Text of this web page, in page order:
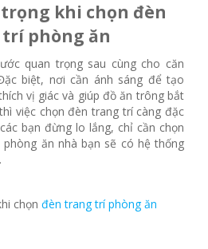
khi chọn đèn
phòng ăn
quan trọng sau cùng cho căn
biệt, nơi cần ánh sáng để tạo
vị giác và giúp đồ ăn trông bắt
việc chọn đèn trang trí càng đặc
bạn đừng lo lắng, chỉ cần chọn
ăn nhà bạn sẽ có hệ thống
chọn đèn trang trí phòng ăn